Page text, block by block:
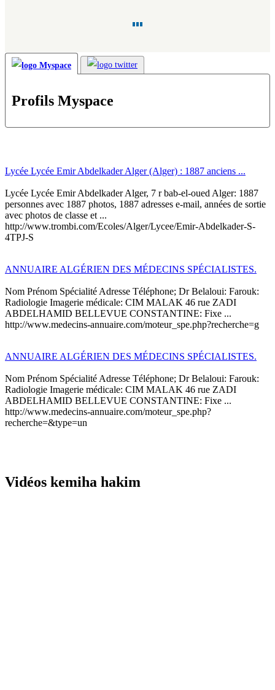
Profils Myspace
Lycée Lycée Emir Abdelkader Alger (Alger) : 1887 anciens ...
Lycée Lycée Emir Abdelkader Alger, 7 r bab-el-oued Alger: 1887
personnes avec 1887 photos, 1887 adresses e-mail, années de sortie
avec photos de classe et ...
http://www.trombi.com/Ecoles/Alger/Lycee/Emir-Abdelkader-S-
4TPJ-S
ANNUAIRE ALGÉRIEN DES MÉDECINS SPÉCIALISTES.
Nom Prénom Spécialité Adresse Téléphone; Dr Belaloui: Farouk:
Radiologie Imagerie médicale: CIM MALAK 46 rue ZADI
ABDELHAMID BELLEVUE CONSTANTINE: Fixe ...
http://www.medecins-annuaire.com/moteur_spe.php?recherche=g
ANNUAIRE ALGÉRIEN DES MÉDECINS SPÉCIALISTES.
Nom Prénom Spécialité Adresse Téléphone; Dr Belaloui: Farouk:
Radiologie Imagerie médicale: CIM MALAK 46 rue ZADI
ABDELHAMID BELLEVUE CONSTANTINE: Fixe ...
http://www.medecins-annuaire.com/moteur_spe.php?
recherche=&type=un
Vidéos kemiha hakim